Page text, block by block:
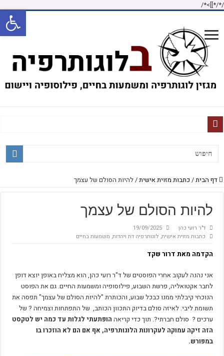
/*
/*]]>*/
דיאלוג אני אתה זה
הלא מודע
Miss B and Miss P
הקול הפנימי – מסע בעקבות המצפון
Logotheory and logotherapy
לפני שהאדם מחפש משמעות בחייו
על העקרונות הבסיסיים בפסיכולוגיות של אדלר ופרנקל
מלאו אסמינו משמעות
דף הבית/ כתבות מזוית אישית/להיות הסולם של עצמך
להיות הסולם של עצמך
ד"ר רועי כהן
19/09/2025
כתבות מזוית אישית, לוגותרפיה דת ויהדות, משמעות בחיים
הקדמה מאת דרור שקד
אני נהנה לעקוב אחרי הפוסטים של ד"ר רועי כהן, הוא מצליח באופן יוצא דופן
לחבר אקטואליה, פרשת השבוע, פילוסופיה ומשמעות החיים. גם את הפוסט
הנוכחי קיבלתי ממנו כבכל שבוע, והכותרת "להיות הסולם של עצמך" תפסה את
תשומת ליבי. לאיזה סולם בדיוק התכוון הכותב, של התפתחות וצמיחה ? של
ערכים ? סולם חברתי?. תוך כדי קריאה הופתעתי לגלות עד כמה יש לטקסט
הזה זיקה עמוקה לעקרונות הלוגותרפיה, אף אם הם לא הוזכרו בו
במפורש.